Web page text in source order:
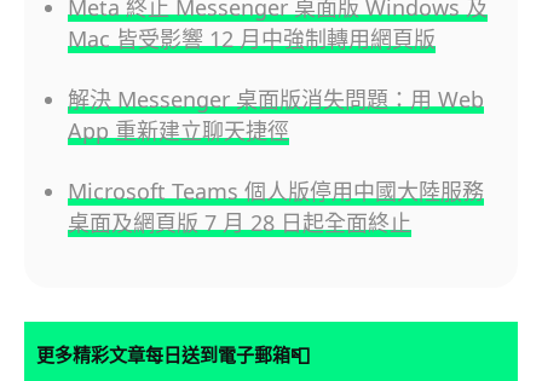
Meta 終止 Messenger 桌面版 Windows 及
Mac 皆受影響 12 月中強制轉用網頁版
解決 Messenger 桌面版消失問題：用 Web
App 重新建立聊天捷徑
Microsoft Teams 個人版停用中國大陸服務
桌面及網頁版 7 月 28 日起全面終止
更多精彩文章每日送到電子郵箱📮